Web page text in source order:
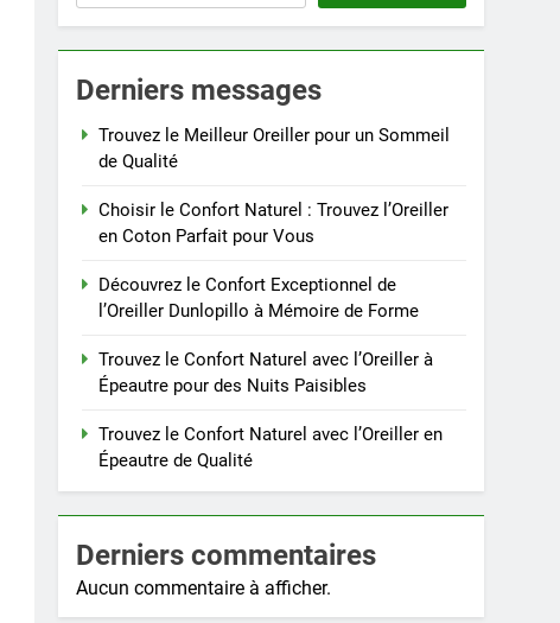
Derniers messages
Trouvez le Meilleur Oreiller pour un Sommeil
de Qualité
Choisir le Confort Naturel : Trouvez l’Oreiller
en Coton Parfait pour Vous
Découvrez le Confort Exceptionnel de
l’Oreiller Dunlopillo à Mémoire de Forme
Trouvez le Confort Naturel avec l’Oreiller à
Épeautre pour des Nuits Paisibles
Trouvez le Confort Naturel avec l’Oreiller en
Épeautre de Qualité
Derniers commentaires
Aucun commentaire à afficher.